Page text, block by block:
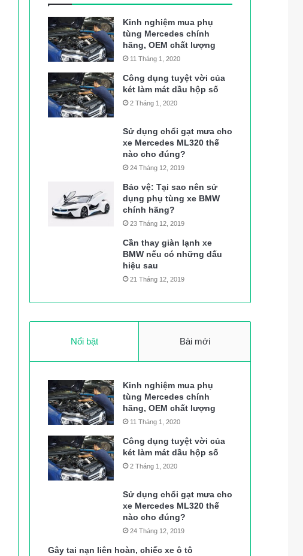
Kinh nghiệm mua phụ
tùng Mercedes chính
hãng, OEM chất lượng
11 Tháng 1, 2020
Công dụng tuyệt vời của
két làm mát dầu hộp số
2 Tháng 1, 2020
Sử dụng chổi gạt mưa cho
xe Mercedes ML320 thế
nào cho đúng?
24 Tháng 12, 2019
Bảo vệ: Tại sao nên sử
dụng phụ tùng xe BMW
chính hãng?
23 Tháng 12, 2019
Cần thay giàn lạnh xe
BMW nếu có những dấu
hiệu sau
21 Tháng 12, 2019
Nổi bật Bài mới
Kinh nghiệm mua phụ
tùng Mercedes chính
hãng, OEM chất lượng
11 Tháng 1, 2020
Công dụng tuyệt vời của
két làm mát dầu hộp số
2 Tháng 1, 2020
Sử dụng chổi gạt mưa cho
xe Mercedes ML320 thế
nào cho đúng?
24 Tháng 12, 2019
Gây tai nạn liên hoàn, chiếc xe ô tô